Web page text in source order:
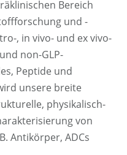
Bereich
und -
, in vivo- und ex vivo-
non-GLP-
Peptide und
unsere breite
physikalisch-
von
Antikörper, ADCs